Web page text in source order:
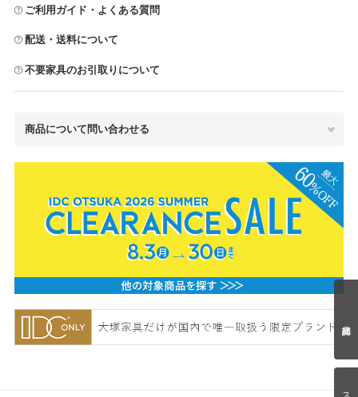
ご利用ガイド・よくある質問
配送・送料について
不要家具のお引取りについて
商品について問い合わせる